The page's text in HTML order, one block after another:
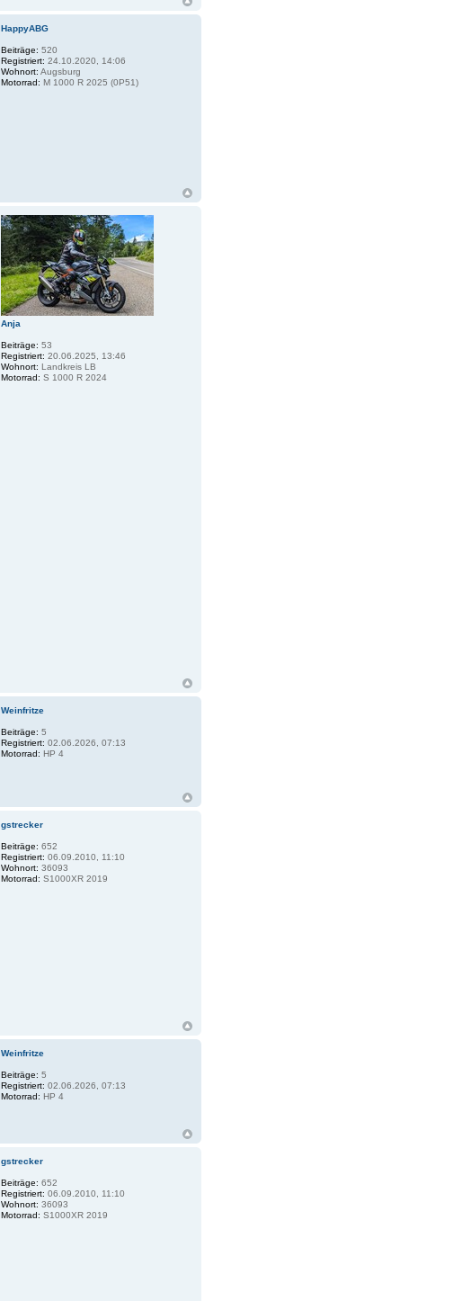
HappyABG
Beiträge: 520
Registriert: 24.10.2020, 14:06
Wohnort: Augsburg
Motorrad: M 1000 R 2025 (0P51)
Anja
Beiträge: 53
Registriert: 20.06.2025, 13:46
Wohnort: Landkreis LB
Motorrad: S 1000 R 2024
Weinfritze
Beiträge: 5
Registriert: 02.06.2026, 07:13
Motorrad: HP 4
gstrecker
Beiträge: 652
Registriert: 06.09.2010, 11:10
Wohnort: 36093
Motorrad: S1000XR 2019
Weinfritze
Beiträge: 5
Registriert: 02.06.2026, 07:13
Motorrad: HP 4
gstrecker
Beiträge: 652
Registriert: 06.09.2010, 11:10
Wohnort: 36093
Motorrad: S1000XR 2019